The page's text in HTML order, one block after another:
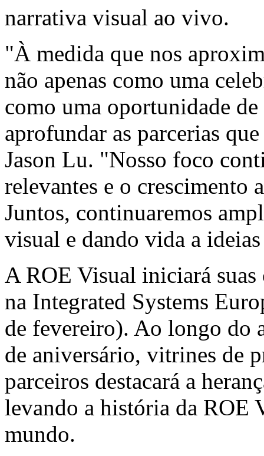
narrativa visual ao vivo.
"À medida que nos
não apenas como uma
como uma oportunidade
aprofundar as parcerias
Jason Lu. "Nosso foco
relevantes e o crescimento
Juntos, continuaremos
visual e dando vida a
A ROE Visual iniciará suas
na Integrated Systems
de fevereiro). Ao longo do
de aniversário, vitrines de
parceiros destacará a
levando a história da ROE
mundo.